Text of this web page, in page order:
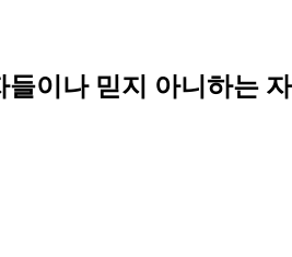
이나 믿지 아니하는